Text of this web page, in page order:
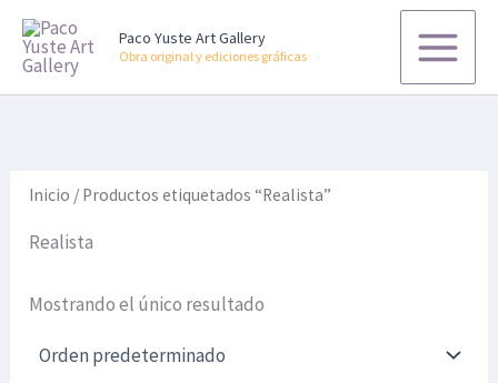
contenido
Paco Yuste Art Gallery
Obra original y ediciones gráficas
u
s
c
a
rInicio / Productos etiquetados “Realista”
Realista
Mostrando el único resultado